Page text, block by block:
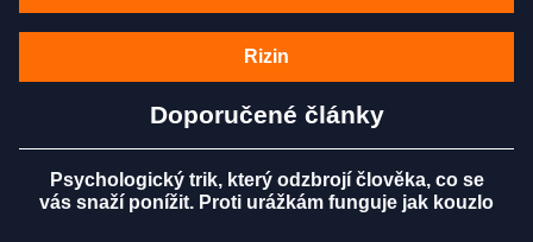
Rizin
Doporučené články
Psychologický trik, který odzbrojí člověka, co se
vás snaží ponížit. Proti urážkám funguje jak kouzlo